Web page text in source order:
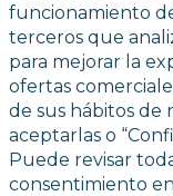
funcionamiento
terceros que
para mejorar la
ofertas
de sus hábitos de
aceptarlas o
Puede revisar
consentimiento